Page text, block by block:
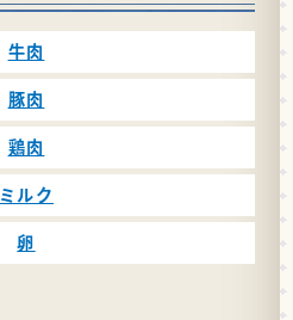
牛肉
豚肉
鶏肉
ミルク
卵